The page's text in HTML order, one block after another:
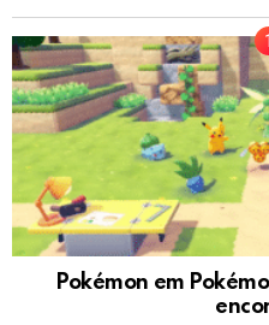
Pokémon em